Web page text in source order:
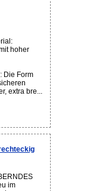
hoher
Die Form
extra bre...
im